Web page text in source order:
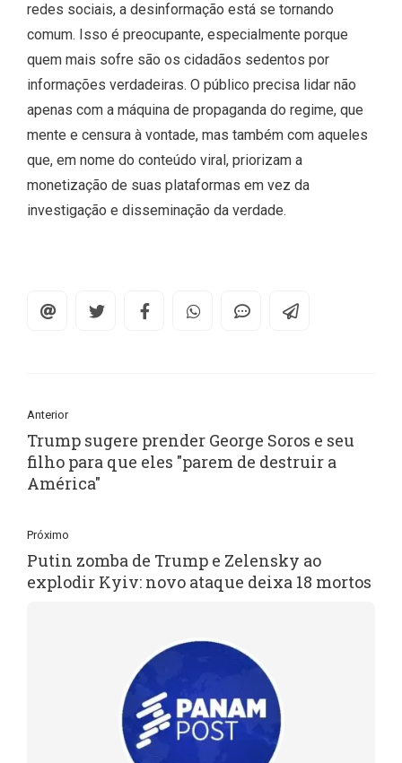
redes sociais, a desinformação está se tornando
comum. Isso é preocupante, especialmente porque
quem mais sofre são os cidadãos sedentos por
informações verdadeiras. O público precisa lidar não
apenas com a máquina de propaganda do regime, que
mente e censura à vontade, mas também com aqueles
que, em nome do conteúdo viral, priorizam a
monetização de suas plataformas em vez da
investigação e disseminação da verdade.
Anterior
Trump sugere prender George Soros e seu
filho para que eles "parem de destruir a
América"
Próximo
Putin zomba de Trump e Zelensky ao
explodir Kyiv: novo ataque deixa 18 mortos